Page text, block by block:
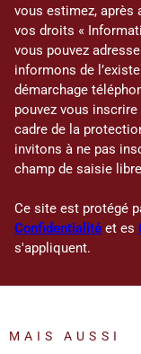
vous estimez, après
vos droits «
vous pouvez
informons de
démarchage
pouvez vous inscrire
cadre de la
invitons à ne pas
champ de saisie
Ce site est protégé
Confidentialité et es
s'appliquent.
MAIS AUSSI